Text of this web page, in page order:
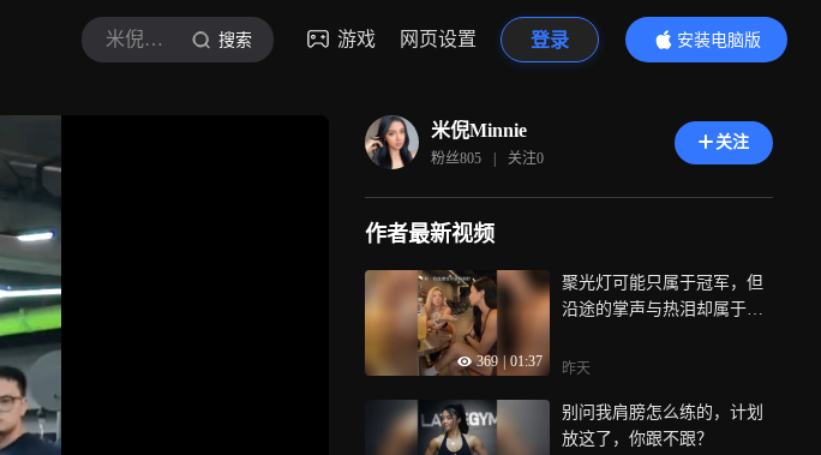
米倪Minnie 搜索 游戏 网页设置 登录
安装电脑版
内容更精彩
米倪Minnie
粉丝805 | 关注0
关注
作者最新视频
369 | 01:37
聚光灯可能只属于冠军，但
沿途的掌声与热泪却属于每
昨天
别问我肩膀怎么练的，计划
放这了，你跟不跟？